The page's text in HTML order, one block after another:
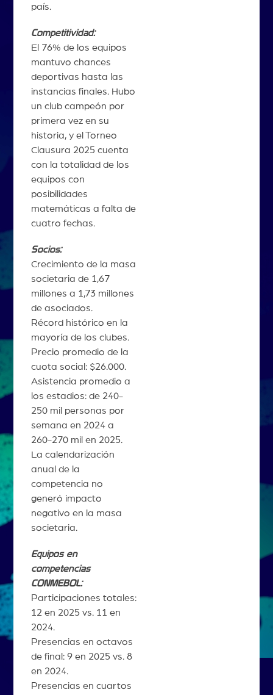
país.
Competitividad:
El 76% de los equipos
mantuvo chances
deportivas hasta las
instancias finales. Hubo
un club campeón por
primera vez en su
historia, y el Torneo
Clausura 2025 cuenta
con la totalidad de los
equipos con
posibilidades
matemáticas a falta de
cuatro fechas.
Socios:
Crecimiento de la masa
societaria de 1,67
millones a 1,73 millones
de asociados.
Récord histórico en la
mayoría de los clubes.
Precio promedio de la
cuota social: $26.000.
Asistencia promedio a
los estadios: de 240-
250 mil personas por
semana en 2024 a
260-270 mil en 2025.
La calendarización
anual de la
competencia no
generó impacto
negativo en la masa
societaria.
Equipos en
competencias
CONMEBOL:
Participaciones totales:
12 en 2025 vs. 11 en
2024.
Presencias en octavos
de final: 9 en 2025 vs. 8
en 2024.
Presencias en cuartos